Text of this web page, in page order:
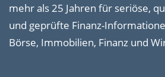
mehr als 25 Jahren für seriöse,
und geprüfte Finanz-
Börse, Immobilien, Finanz und